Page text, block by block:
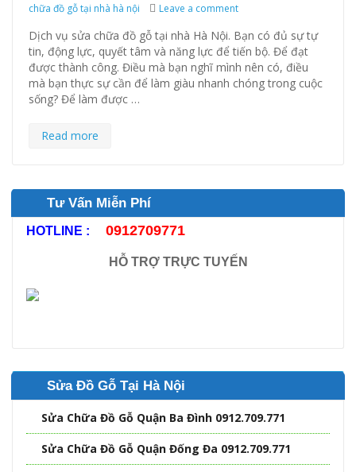
chữa đồ gỗ tại nhà hà nội
Leave a comment
Dịch vụ sửa chữa đồ gỗ tại nhà Hà Nội. Bạn có đủ sự tự
tin, động lực, quyết tâm và năng lực để tiến bộ. Để đạt
được thành công. Điều mà bạn nghĩ mình nên có, điều
mà bạn thực sự cần để làm giàu nhanh chóng trong cuộc
sống? Để làm được …
Read more
Tư Vấn Miễn Phí
HOTLINE : 0912709771
HỖ TRỢ TRỰC TUYẾN
Sửa Đồ Gỗ Tại Hà Nội
Sửa Chữa Đồ Gỗ Quận Ba Đình 0912.709.771
Sửa Chữa Đồ Gỗ Quận Đống Đa 0912.709.771